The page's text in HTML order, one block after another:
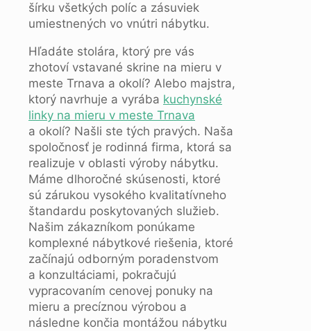
šírku všetkých políc a zásuviek
umiestnených vo vnútri nábytku.
Hľadáte stolára, ktorý pre vás
zhotoví vstavané skrine na mieru v
meste Trnava a okolí? Alebo majstra,
ktorý navrhuje a vyrába kuchynské
linky na mieru v meste Trnava
a okolí? Našli ste tých pravých. Naša
spoločnosť je rodinná firma, ktorá sa
realizuje v oblasti výroby nábytku.
Máme dlhoročné skúsenosti, ktoré
sú zárukou vysokého kvalitatívneho
štandardu poskytovaných služieb.
Našim zákazníkom ponúkame
komplexné nábytkové riešenia, ktoré
začínajú odborným poradenstvom
a konzultáciami, pokračujú
vypracovaním cenovej ponuky na
mieru a precíznou výrobou a
následne končia montážou nábytku